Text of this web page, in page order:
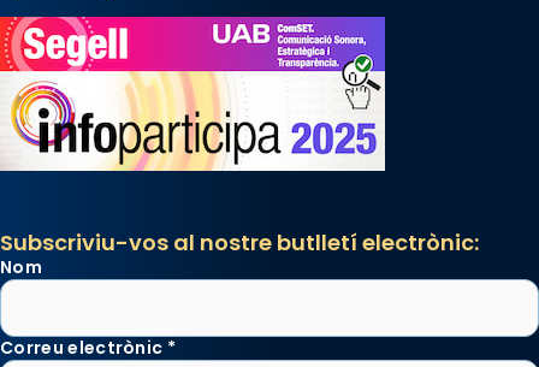
Subscriviu-vos al nostre butlletí electrònic:
Nom
Correu electrònic *